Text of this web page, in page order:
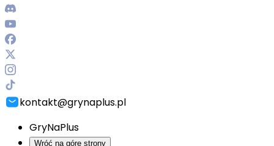
kontakt@grynaplus.pl
GryNaPlus
Wróć na górę strony